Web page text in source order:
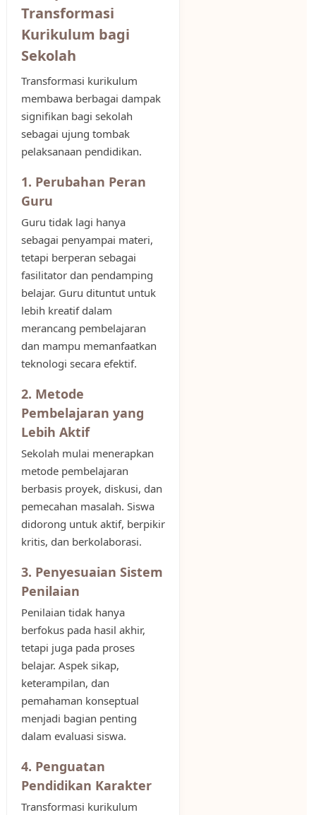
Transformasi
Kurikulum bagi
Sekolah
Transformasi kurikulum
membawa berbagai dampak
signifikan bagi sekolah
sebagai ujung tombak
pelaksanaan pendidikan.
1. Perubahan Peran
Guru
Guru tidak lagi hanya
sebagai penyampai materi,
tetapi berperan sebagai
fasilitator dan pendamping
belajar. Guru dituntut untuk
lebih kreatif dalam
merancang pembelajaran
dan mampu memanfaatkan
teknologi secara efektif.
2. Metode
Pembelajaran yang
Lebih Aktif
Sekolah mulai menerapkan
metode pembelajaran
berbasis proyek, diskusi, dan
pemecahan masalah. Siswa
didorong untuk aktif, berpikir
kritis, dan berkolaborasi.
3. Penyesuaian Sistem
Penilaian
Penilaian tidak hanya
berfokus pada hasil akhir,
tetapi juga pada proses
belajar. Aspek sikap,
keterampilan, dan
pemahaman konseptual
menjadi bagian penting
dalam evaluasi siswa.
4. Penguatan
Pendidikan Karakter
Transformasi kurikulum